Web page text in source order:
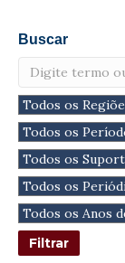
Buscar